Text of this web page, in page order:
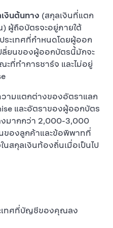
เงินต้นทาง (สกุลเงินที่แตก
ผู้ถือบัตรจะอยู่ภายใต้
ระเทศที่กำหนดโดยผู้ออก
ลี่ยนของผู้ออกบัตรนี้มักจะ
ะที่ทำการชาร์จ และไม่อยู่
ามแตกต่างของอัตราแลก
และอัตราของผู้ออกบัตร
งมากกว่า 2,000-3,000
ของลูกค้าและข้อพิพาทที่
นสกุลเงินท้องถิ่นเมื่อเป็นไป
เทศที่บัญชีของคุณลง